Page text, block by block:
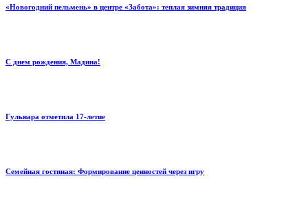
«Новогодний пельмень» в центре «Забота»: теплая зимняя традиция
С днем рождения, Мадина!
Гульнара отметила 17‑летие
Семейная гостиная: Формирование ценностей через игру